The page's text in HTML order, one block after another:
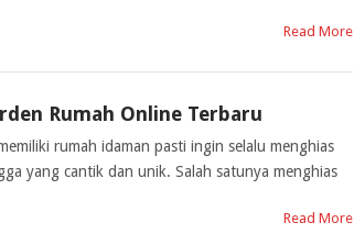
Read More
Rumah Online Terbaru
rumah idaman pasti ingin selalu menghias
yang cantik dan unik. Salah satunya menghias
Read More